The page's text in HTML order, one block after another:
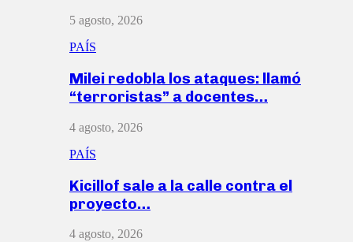
5 agosto, 2026
PAÍS
Milei redobla los ataques: llamó
“terroristas” a docentes…
4 agosto, 2026
PAÍS
Kicillof sale a la calle contra el
proyecto…
4 agosto, 2026